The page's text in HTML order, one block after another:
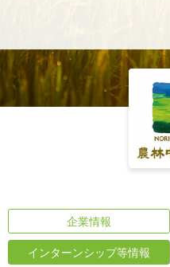
企業情報
インターンシップ等情報